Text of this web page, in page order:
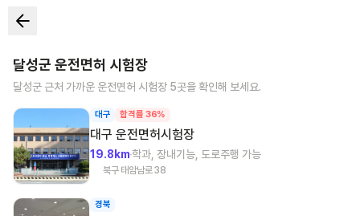
달성군 운전면허 시험장
달성군 근처 가까운 운전면허 시험장 5곳을 확인해 보세요.
대구 합격률 36%
대구 운전면허시험장
19.8km학과, 장내기능, 도로주행 가능
북구 태암남로 38
경북